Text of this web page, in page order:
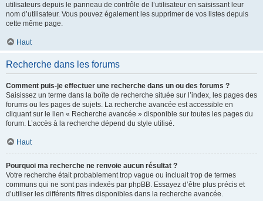
utilisateurs depuis le panneau de contrôle de l’utilisateur en saisissant leur
nom d’utilisateur. Vous pouvez également les supprimer de vos listes depuis
cette même page.
Haut
Recherche dans les forums
Comment puis-je effectuer une recherche dans un ou des forums ?
Saisissez un terme dans la boîte de recherche située sur l’index, les pages des
forums ou les pages de sujets. La recherche avancée est accessible en
cliquant sur le lien « Recherche avancée » disponible sur toutes les pages du
forum. L’accès à la recherche dépend du style utilisé.
Haut
Pourquoi ma recherche ne renvoie aucun résultat ?
Votre recherche était probablement trop vague ou incluait trop de termes
communs qui ne sont pas indexés par phpBB. Essayez d’être plus précis et
d’utiliser les différents filtres disponibles dans la recherche avancée.